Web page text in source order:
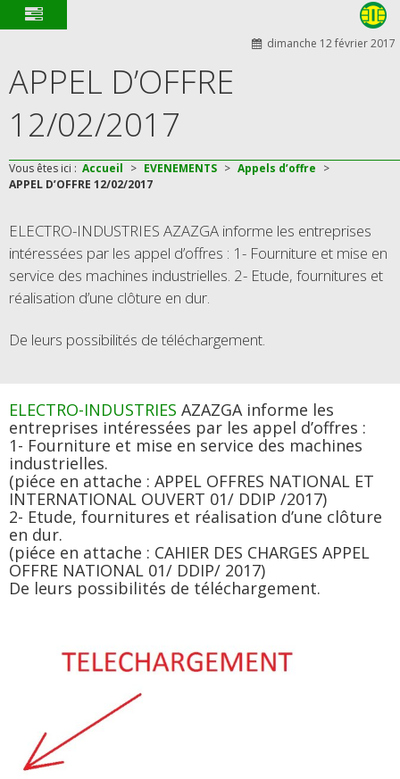
dimanche 12 février 2017
APPEL D’OFFRE
12/02/2017
Vous êtes ici : Accueil > EVENEMENTS > Appels d’offre >
APPEL D’OFFRE 12/02/2017
ELECTRO-INDUSTRIES AZAZGA informe les entreprises
intéressées par les appel d’offres : 1- Fourniture et mise en
service des machines industrielles. 2- Etude, fournitures et
réalisation d’une clôture en dur.
De leurs possibilités de téléchargement.
ELECTRO-INDUSTRIES AZAZGA informe les
entreprises intéressées par les appel d’offres :
1- Fourniture et mise en service des machines
industrielles.
(piéce en attache : APPEL OFFRES NATIONAL ET
INTERNATIONAL OUVERT 01/ DDIP /2017)
2- Etude, fournitures et réalisation d’une clôture
en dur.
(piéce en attache : CAHIER DES CHARGES APPEL
OFFRE NATIONAL 01/ DDIP/ 2017)
De leurs possibilités de téléchargement.